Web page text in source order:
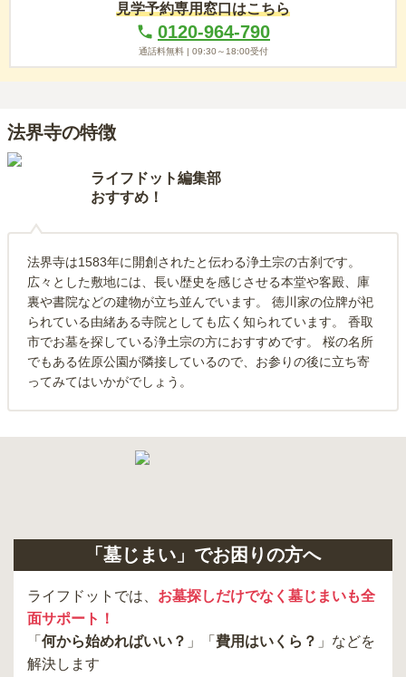
見学予約専用窓口はこちら
0120-964-790
通話料無料 | 09:30～18:00受付
法界寺の特徴
ライフドット編集部
おすすめ！
法界寺は1583年に開創されたと伝わる浄土宗の古刹です。
広々とした敷地には、長い歴史を感じさせる本堂や客殿、庫
裏や書院などの建物が立ち並んでいます。 徳川家の位牌が祀
られている由緒ある寺院としても広く知られています。 香取
市でお墓を探している浄土宗の方におすすめです。 桜の名所
でもある佐原公園が隣接しているので、お参りの後に立ち寄
ってみてはいかがでしょう。
「墓じまい」でお困りの方へ
ライフドットでは、 お墓探しだけでなく墓じまいも全
面サポート！
「 何から始めればいい？ 」「 費用はいくら？ 」などを
解決します